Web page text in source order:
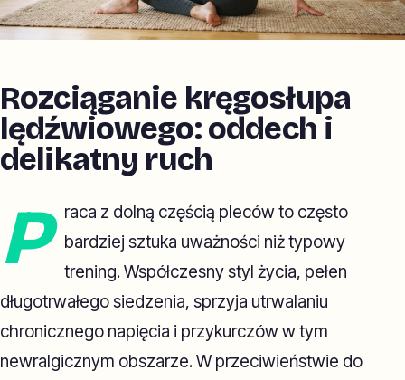
Rozciąganie kręgosłupa
lędźwiowego: oddech i
delikatny ruch
P
raca z dolną częścią pleców to często
bardziej sztuka uważności niż typowy
trening. Współczesny styl życia, pełen
długotrwałego siedzenia, sprzyja utrwalaniu
chronicznego napięcia i przykurczów w tym
newralgicznym obszarze. W przeciwieństwie do